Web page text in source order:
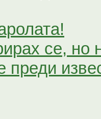
се, но
преди